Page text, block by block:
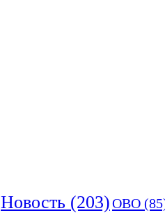
Новость (203)ОВО